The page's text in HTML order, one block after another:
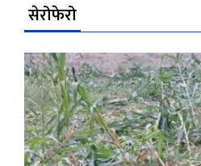
सेरोफेरो